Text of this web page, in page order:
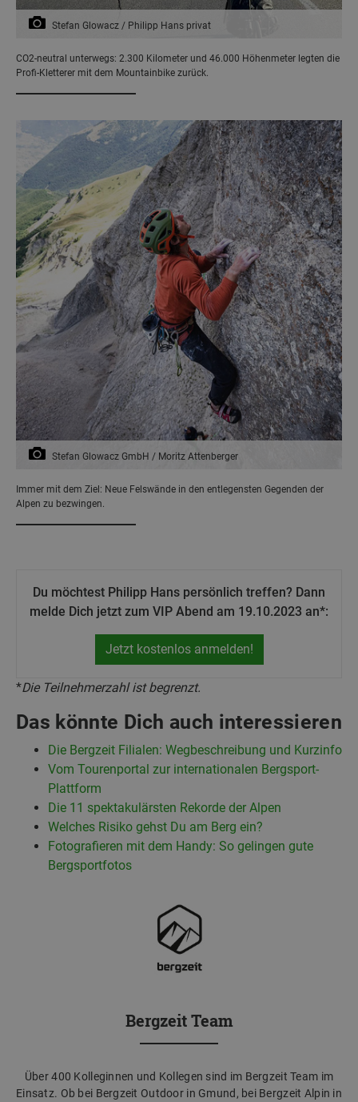
Stefan Glowacz / Philipp Hans privat
CO2-neutral unterwegs: 2.300 Kilometer und 46.000 Höhenmeter legten die
Profi-Kletterer mit dem Mountainbike zurück.
Stefan Glowacz GmbH / Moritz Attenberger
Immer mit dem Ziel: Neue Felswände in den entlegensten Gegenden der
Alpen zu bezwingen.
Du möchtest Philipp Hans persönlich treffen? Dann
melde Dich jetzt zum VIP Abend am 19.10.2023 an*:
Jetzt kostenlos anmelden!
*Die Teilnehmerzahl ist begrenzt.
Das könnte Dich auch interessieren
Die Bergzeit Filialen: Wegbeschreibung und Kurzinfo
Vom Tourenportal zur internationalen Bergsport-
Plattform
Die 11 spektakulärsten Rekorde der Alpen
Welches Risiko gehst Du am Berg ein?
Fotografieren mit dem Handy: So gelingen gute
Bergsportfotos
Bergzeit Team
Über 400 Kolleginnen und Kollegen sind im Bergzeit Team im
Einsatz. Ob bei Bergzeit Outdoor in Gmund, bei Bergzeit Alpin in